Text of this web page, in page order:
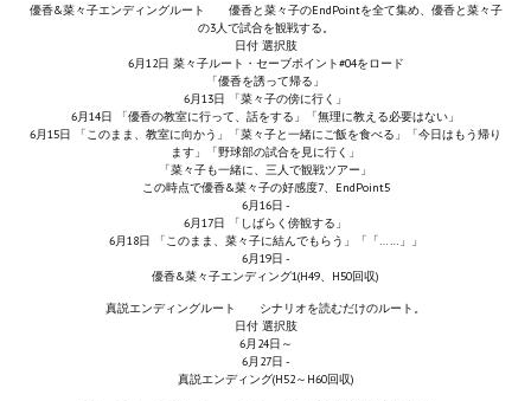
PC FX VN
ストラテジーが必要なVN一覧 (List of VNs for which walkthrough
HD REMASTERS (FAN EDITION) (HDリマスター（ファン・エディション）)
Doom 3 Remaster Fan Edition
X2 - The Threat Remaster Fan Edition
優香&菜々子エンディングルート 優香と菜々子のEndPointを全て集め、優香と菜々子
の3人で試合を観戦する。
日付 選択肢
6月12日 菜々子ルート・セーブポイント#04をロード
「優香を誘って帰る」
6月13日 「菜々子の傍に行く」
6月14日 「優香の教室に行って、話をする」「無理に教える必要はない」
6月15日 「このまま、教室に向かう」「菜々子と一緒にご飯を食べる」「今日はもう帰り
ます」「野球部の試合を見に行く」
「菜々子も一緒に、三人で観戦ツアー」
この時点で優香&菜々子の好感度7、EndPoint5
6月16日 -
6月17日 「しばらく傍観する」
6月18日 「このまま、菜々子に結んでもらう」「「……」」
6月19日 -
優香&菜々子エンディング1(H49、H50回収)
真説エンディングルート シナリオを読むだけのルート。
日付 選択肢
6月24日～
6月27日 -
真説エンディング(H52～H60回収)